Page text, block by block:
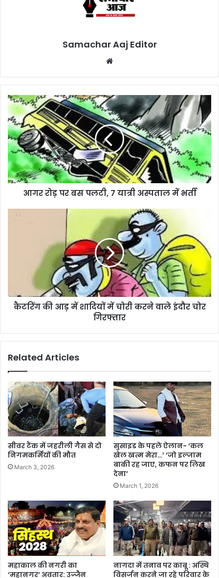
Samachar Aaj Editor
आगर रोड़ पर बस पलटी, 7 यात्री अस्पताल में भर्ती
कैटरिंग की आड़ में शादियों में चोरी करने वाले इंदौर चोर
गिरफ्तार
Related Articles
सीवर टैंक में जहरीली गैस से दो
निगमकर्मियों की मौत
March 3, 2026
सुसाइड के पहले ऐलान- ‘कल
खेल खत्म मेरा…’ ‘जो इल्जाम
बाकी रह जाए, कफन पर लिख
देना’
March 1, 2026
महाकाल की नगरी का
‘महानगर’ अवतार: उज्जैन
नागदा में तनाव पर काबू : अस्थि
विसर्जन करने जा रहे परिवार के